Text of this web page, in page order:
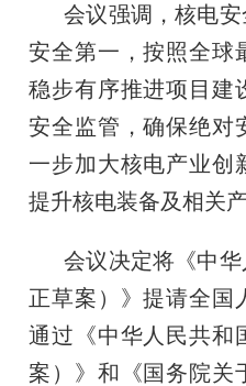
会议强调，核电
安全第一，按照全球
稳步有序推进项目建
安全监管，确保绝对
一步加大核电产业创
提升核电装备及相关
会议决定将《中
正草案）》提请全国
通过《中华人民共和
案）》和《国务院关